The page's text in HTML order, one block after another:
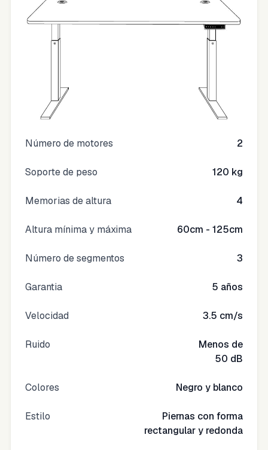
Número de motores 2
Soporte de peso 120 kg
Memorias de altura 4
Altura mínima y máxima 60cm - 125cm
Número de segmentos 3
Garantia 5 años
Velocidad 3.5 cm/s
Ruido
Menos de
50 dB
Colores Negro y blanco
Estilo
Piernas con forma
rectangular y redonda